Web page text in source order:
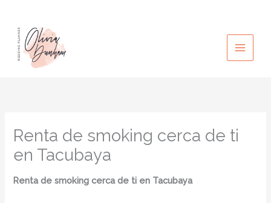
contenido
Renta de smoking cerca de ti
en Tacubaya
Renta de smoking cerca de ti en Tacubaya